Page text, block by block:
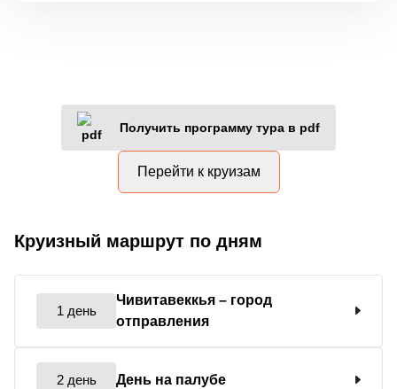
Получить программу тура в pdf
Перейти к круизам
Круизный маршрут по дням
1 день
Чивитавеккья – город
отправления
2 день День на палубе